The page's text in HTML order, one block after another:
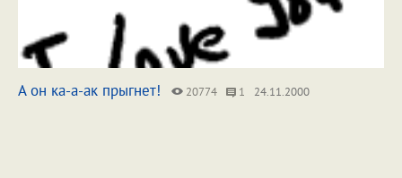
А он ка-а-ак прыгнет! 20774 1 24.11.2000